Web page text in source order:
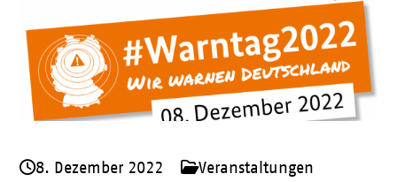
8. Dezember 2022
Veranstaltungen